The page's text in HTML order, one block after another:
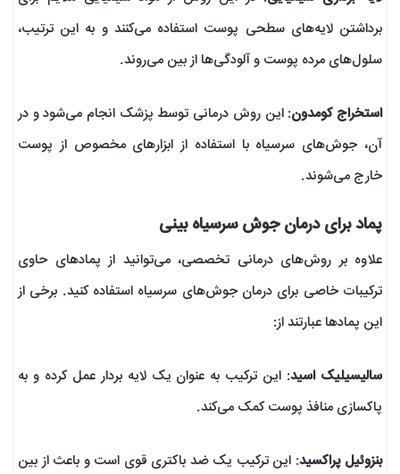
برداشتن لایه‌های سطحی پوست استفاده می‌کنند و به این ترتیب،
سلول‌های مرده پوست و آلودگی‌ها از بین می‌روند.
استخراج کومدون: این روش درمانی توسط پزشک انجام می‌شود و در
آن، جوش‌های سرسیاه با استفاده از ابزارهای مخصوص از پوست
خارج می‌شوند.
پماد برای درمان جوش سرسیاه بینی
علاوه بر روش‌های درمانی تخصصی، می‌توانید از پمادهای حاوی
ترکیبات خاصی برای درمان جوش‌های سرسیاه استفاده کنید. برخی از
این پمادها عبارتند از:
سالیسیلیک اسید: این ترکیب به عنوان یک لایه بردار عمل کرده و به
پاکسازی منافذ پوست کمک می‌کند.
بنزوئیل پراکسید: این ترکیب یک ضد باکتری قوی است و باعث از بین